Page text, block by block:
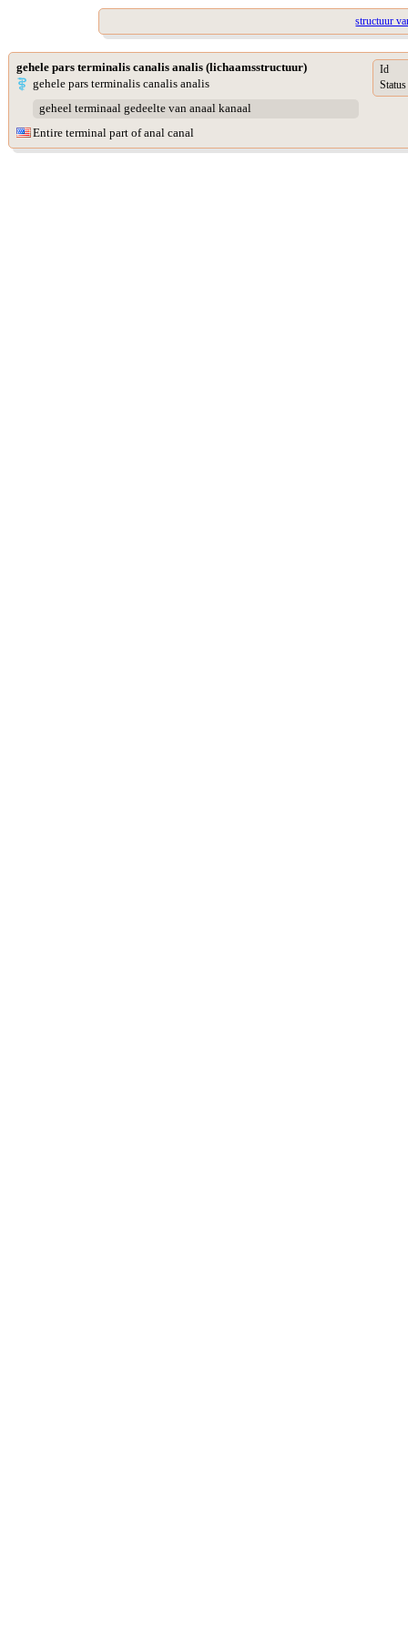
structuur
gehele pars terminalis canalis analis (lichaamsstructuur)
gehele pars terminalis canalis analis
geheel terminaal gedeelte van anaal kanaal
Entire terminal part of anal canal
Id
Status